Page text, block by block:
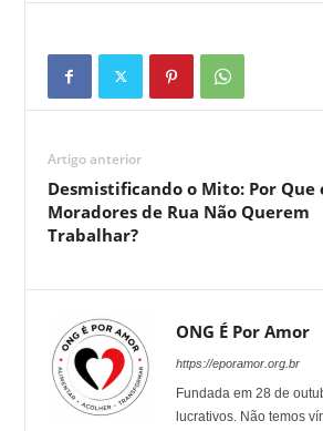
Artigo anterior
Desmistificando o Mito: Por Que
Moradores de Rua Não Querem
Trabalhar?
ONG É Por Amor
https://eporamor.org.br
Fundada em 28 de
lucrativos. Não temos